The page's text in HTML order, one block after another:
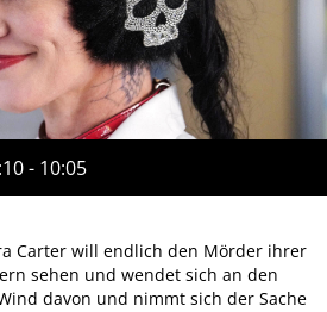
- 10:05
Carter will endlich den Mörder ihrer
sehen und wendet sich an den
davon und nimmt sich der Sache